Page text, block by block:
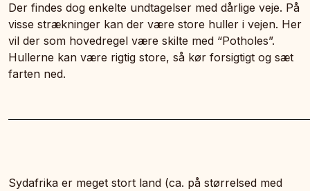
Der findes dog enkelte undtagelser med dårlige veje. På
visse strækninger kan der være store huller i vejen. Her
vil der som hovedregel være skilte med “Potholes”.
Hullerne kan være rigtig store, så kør forsigtigt og sæt
farten ned.
Sydafrika er meget stort land (ca. på størrelsed med